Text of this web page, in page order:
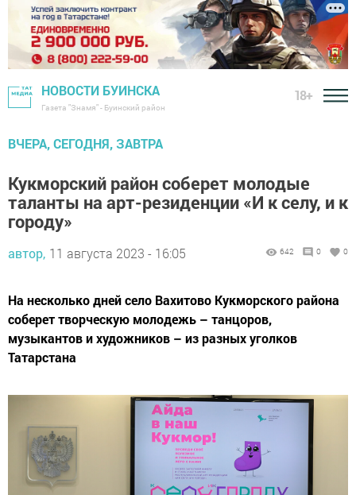
НОВОСТИ БУИНСКА
Газета "Знамя" - Буинский район
18+
ВЧЕРА, СЕГОДНЯ, ЗАВТРА
Кукморский район соберет молодые
таланты на арт-резиденции «И к селу, и к
городу»
автор, 11 августа 2023 - 16:05 642 0 0
На несколько дней село Вахитово Кукморского района
соберет творческую молодежь – танцоров,
музыкантов и художников – из разных уголков
Татарстана